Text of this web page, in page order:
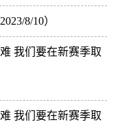
8/10）
我们要在新赛季取
我们要在新赛季取